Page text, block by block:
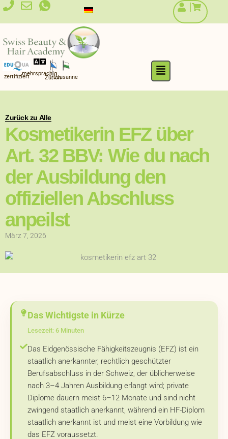
Zum
zertifiziertmehrsprachig
ZürichLausanne
Flyout
Menu
Zurück zu Alle
Kosmetikerin EFZ über
Art. 32 BBV: Wie du nach
der Ausbildung den
offiziellen Abschluss
anpeilst
März 7, 2026
Das Wichtigste in Kürze
Lesezeit: 6 Minuten
Das Eidgenössische Fähigkeitszeugnis (EFZ) ist ein
staatlich anerkannter, rechtlich geschützter
Berufsabschluss in der Schweiz, der üblicherweise
nach 3–4 Jahren Ausbildung erlangt wird; private
Diplome dauern meist 6–12 Monate und sind nicht
zwingend staatlich anerkannt, während ein HF-Diplom
staatlich anerkannt ist und meist eine Vorbildung wie
das EFZ voraussetzt.